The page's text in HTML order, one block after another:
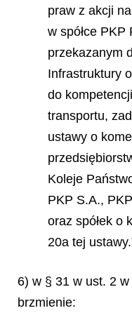
praw z akcji
w spółce
przekazanym
Infrastruktury
do
transportu,
ustawy o
Koleje
PKP S.A.,
oraz spółek o
20a tej
6) w § 31 w ust. 2
brzmienie: